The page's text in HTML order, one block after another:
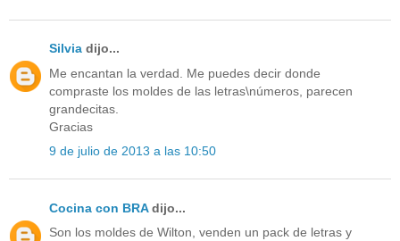
Silvia dijo...
Me encantan la verdad. Me puedes decir donde
compraste los moldes de las letras\números, parecen
grandecitas.
Gracias
9 de julio de 2013 a las 10:50
Cocina con BRAdijo...
Son los moldes de Wilton, venden un pack de letras y